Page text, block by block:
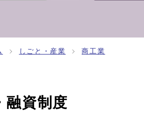
しごと・産業 商工業
融資制度